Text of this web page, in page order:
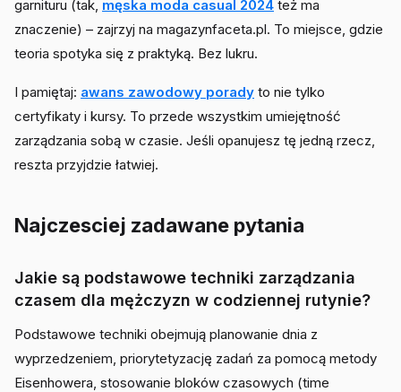
garnituru (tak, męska moda casual 2024 też ma
znaczenie) – zajrzyj na magazynfaceta.pl. To miejsce, gdzie
teoria spotyka się z praktyką. Bez lukru.
I pamiętaj: awans zawodowy porady to nie tylko
certyfikaty i kursy. To przede wszystkim umiejętność
zarządzania sobą w czasie. Jeśli opanujesz tę jedną rzecz,
reszta przyjdzie łatwiej.
Najczesciej zadawane pytania
Jakie są podstawowe techniki zarządzania
czasem dla mężczyzn w codziennej rutynie?
Podstawowe techniki obejmują planowanie dnia z
wyprzedzeniem, priorytetyzację zadań za pomocą metody
Eisenhowera, stosowanie bloków czasowych (time